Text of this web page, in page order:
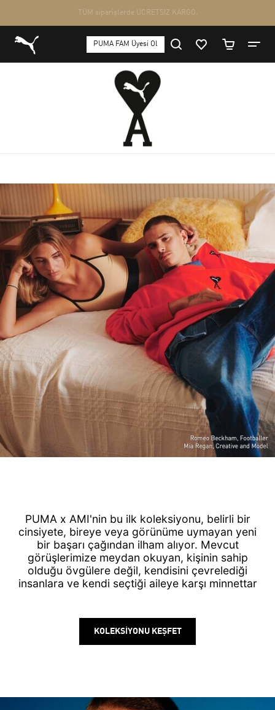
PUMA x AMI'nin bu ilk koleksiyonu, belirli bir
cinsiyete, bireye veya görünüme uymayan yeni
bir başarı çağından ilham alıyor. Mevcut
görüşlerimize meydan okuyan, kişinin sahip
olduğu övgülere değil, kendisini çevrelediği
insanlara ve kendi seçtiği aileye karşı minnettar
KOLEKSİYONU KEŞFET